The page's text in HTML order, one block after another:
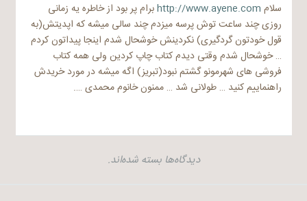
سلام http://www.ayene.comبرام پر بود از خاطره یه زمانی
روزی چند ساعت توش پرسه میزدم چند سالی میشه که اپدیتش(به
قول خودتون گردگیری) نکردینش خوشحال شدم اینجا پیداتون کردم
… خوشحال شدم وقتی دیدم کتاب چاپ کردین ولی همه کتاب
فروشی های شهرمونو گشتم نبود(تبریز) اگه میشه در مورد خریدش
راهنماییم کنید … طولانی شد … ممنون خانوم محمدی ….
دیدگاه‌ها بسته شده‌اند.